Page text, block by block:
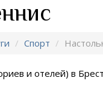
Спорт
и отелей) в